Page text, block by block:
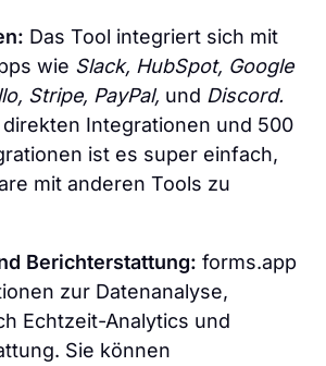
Das Tool integriert sich mit
wie Slack, HubSpot, Google
Stripe, PayPal, und Discord.
Integrationen und 500
ist es super einfach,
mit anderen Tools zu
Berichterstattung: forms.app
zur Datenanalyse,
Echtzeit-Analytics und
Sie können